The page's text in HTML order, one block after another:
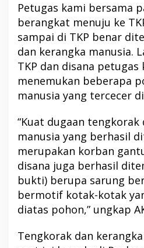
Petugas kami bersama
berangkat menuju ke
sampai di TKP benar
dan kerangka manusia.
TKP dan disana
menemukan beberapa
manusia yang tercecer
“Kuat dugaan tengkorak
manusia yang berhasil
merupakan korban
disana juga berhasil
bukti) berupa sarung
bermotif kotak-kotak
diatas pohon,” ungkap
Tengkorak dan